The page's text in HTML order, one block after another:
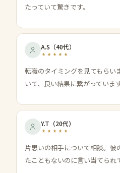
たっていて驚きです。
A.S （40代）
転職のタイミングを見てもらい
いて、良い結果に繋がっていま
Y.T （20代）
片思いの相手について相談。彼
たこともないのに言い当てられ